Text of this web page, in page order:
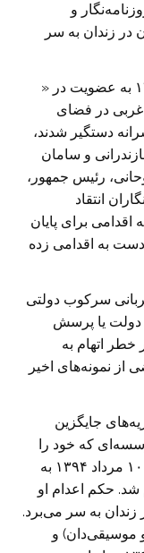
ماه ژانویه ۲۰۱۶، دست‌کم ۳۸ روزنامه‌نگار و
در زندان به سر
شماری از این روزنامه‌نگاران در آبان ۱۳۹۴ به عضویت در «
غربی در فضای
دستگیر شدند،
و سامان
رئیس جمهور،
انتقاد
برای پایان
به اقدامی زده
قربانی سرکوب دولتی
دولت یا پرسش
اتهام به‌
از نمونه‌های اخیر
جایگزین
که خود را
فرهنگی و هنری توصیف می‌کند) در تاریخ ۱۰ مرداد ۱۳۹۴ به
شد. حکم اعدام او
زندان به سر می‌برد.
موسیقی‌دان) و